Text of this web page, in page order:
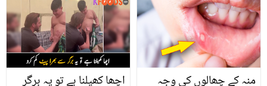
لیئے کون سی غذائیں فائدہ
مند ہیں
چھوڑا ، نوجوان کو ڈاکوؤں
نے کیسے لوٹا؟
اچھا کھیلنا ہے تو یہ برگر
منہ کے چھالوں کی وجہ